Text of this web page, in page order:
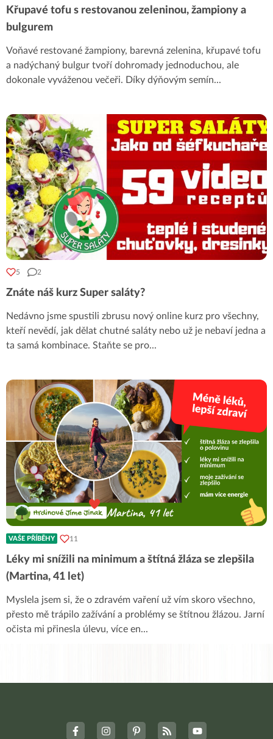
Křupavé tofu s restovanou zeleninou, žampiony a
bulgurem
Voňavé restované žampiony, barevná zelenina, křupavé tofu
a nadýchaný bulgur tvoří dohromady jednoduchou, ale
dokonale vyváženou večeři. Díky dýňovým semín...
5 2
Znáte náš kurz Super saláty?
Nedávno jsme spustili zbrusu nový online kurz pro všechny,
kteří nevědí, jak dělat chutné saláty nebo už je nebaví jedna a
ta samá kombinace. Staňte se pro...
VAŠE PŘÍBĚHY 11
Léky mi snížili na minimum a štítná žláza se zlepšila
(Martina, 41 let)
Myslela jsem si, že o zdravém vaření už vím skoro všechno,
přesto mě trápilo zažívání a problémy se štítnou žlázou. Jarní
očista mi přinesla úlevu, více en...